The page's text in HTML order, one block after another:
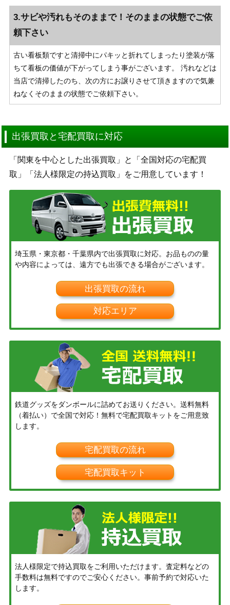
3.サビや汚れもそのままで！そのままの状態でご依
頼下さい
古い看板類ですと清掃中にパキッと折れてしまったり塗装が落
ちて看板の価値が下がってしまう事がございます。 汚れなどは
当店で清掃したのち、次の方にお譲りさせて頂きますので気兼
ねなくそのままの状態でご依頼下さい。
出張買取と宅配買取に対応
「関東を中心とした出張買取」と「全国対応の宅配買
取」「法人様限定の持込買取」をご用意しています！
埼玉県・東京都・千葉県内で出張買取に対応。お品ものの量
や内容によっては、遠方でも出張できる場合がございます。
出張買取の流れ
対応エリア
鉄道グッズをダンボールに詰めてお送りください。送料無料
（着払い）で全国で対応！無料で宅配買取キットをご用意致
します。
宅配買取の流れ
宅配買取キット
法人様限定で持込買取をご利用いただけます。査定料などの
手数料は無料ですのでご安心ください。事前予約で対応いた
します。